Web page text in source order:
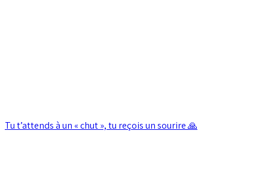
Tu t’attends à un « chut », tu reçois un sourire 🙏